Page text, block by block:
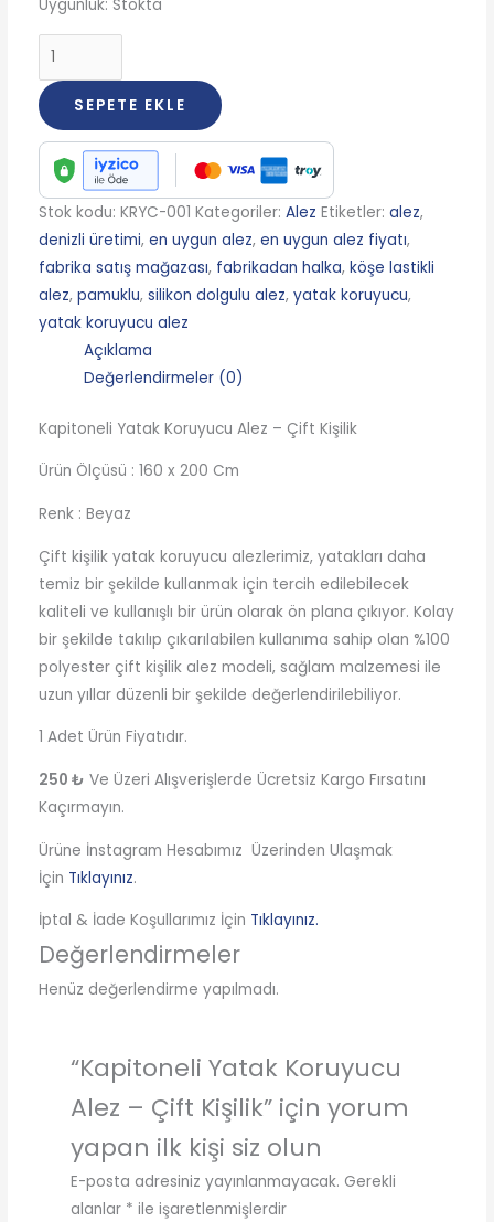
Uygunluk: Stokta
SEPETE EKLE
Stok kodu: KRYC-001 Kategoriler: Alez Etiketler: alez,
denizli üretimi, en uygun alez, en uygun alez fiyatı,
fabrika satış mağazası, fabrikadan halka, köşe lastikli
alez, pamuklu, silikon dolgulu alez, yatak koruyucu,
yatak koruyucu alez
Açıklama
Değerlendirmeler (0)
Kapitoneli Yatak Koruyucu Alez – Çift Kişilik
Ürün Ölçüsü : 160 x 200 Cm
Renk : Beyaz
Çift kişilik yatak koruyucu alezlerimiz, yatakları daha
temiz bir şekilde kullanmak için tercih edilebilecek
kaliteli ve kullanışlı bir ürün olarak ön plana çıkıyor. Kolay
bir şekilde takılıp çıkarılabilen kullanıma sahip olan %100
polyester çift kişilik alez modeli, sağlam malzemesi ile
uzun yıllar düzenli bir şekilde değerlendirilebiliyor.
1 Adet Ürün Fiyatıdır.
250 ₺ Ve Üzeri Alışverişlerde Ücretsiz Kargo Fırsatını
Kaçırmayın.
Ürüne İnstagram Hesabımız Üzerinden Ulaşmak
İçin Tıklayınız.
İptal & İade Koşullarımız İçin Tıklayınız.
Değerlendirmeler
Henüz değerlendirme yapılmadı.
“Kapitoneli Yatak Koruyucu
Alez – Çift Kişilik” için yorum
yapan ilk kişi siz olun
E-posta adresiniz yayınlanmayacak. Gerekli
alanlar * ile işaretlenmişlerdir